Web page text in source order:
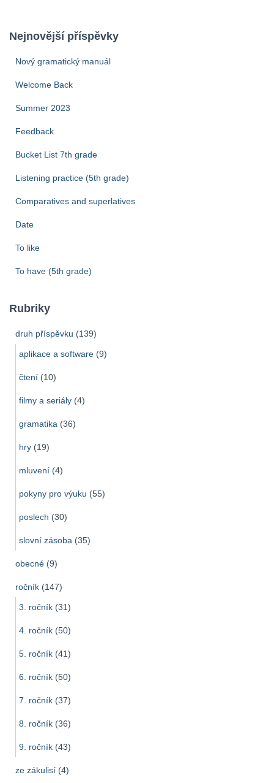
d
Nejnovější příspěvky
Nový gramatický manuál
Welcome Back
Summer 2023
Feedback
Bucket List 7th grade
Listening practice (5th grade)
Comparatives and superlatives
Date
To like
To have (5th grade)
Rubriky
druh příspěvku (139)
aplikace a software (9)
čtení (10)
filmy a seriály (4)
gramatika (36)
hry (19)
mluvení (4)
pokyny pro výuku (55)
poslech (30)
slovní zásoba (35)
obecné (9)
ročník (147)
3. ročník (31)
4. ročník (50)
5. ročník (41)
6. ročník (50)
7. ročník (37)
8. ročník (36)
9. ročník (43)
ze zákulisí (4)